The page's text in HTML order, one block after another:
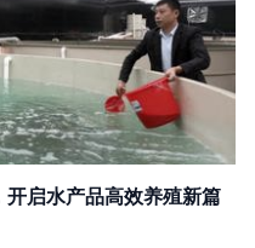
启水产品高效养殖新篇